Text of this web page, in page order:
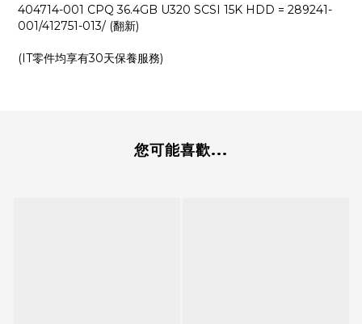
404714-001 CPQ 36.4GB U320 SCSI 15K HDD = 289241-
001/412751-013/ (翻新)
(IT零件均享有30天保養服務)
您可能喜歡...